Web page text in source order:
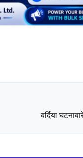
बर्दिया